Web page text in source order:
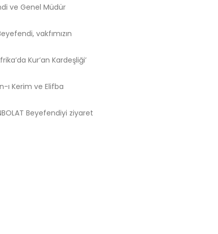
ve Genel Müdür
vakfımızın
Kur’an Kardeşliği’
ı Kerim ve Elifba
Beyefendiyi ziyaret